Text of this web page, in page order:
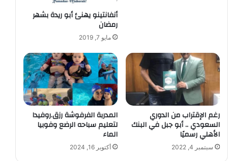
أنفانتينو يهنئ أبو ريدة بشهر
رمضان
مايو 7, 2019
رغم الإقتراب من الدوري
السعودي .. أبو جبل في البنك
الأهلي رسميًا
سبتمبر 4, 2022
المدربة الفرفوشة رزق.روفيدا
لتعليم سباحه الرضع وفوبيا
الماء
أكتوبر 16, 2024